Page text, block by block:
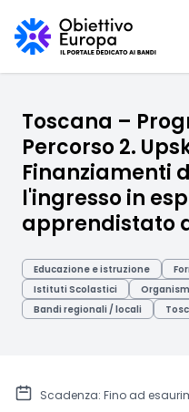
Toscana –
Percorso 2.
Finanziamenti
l'ingresso in
apprendistato
Educazione e istruzione
Istituti Scolastici
Bandi regionali / locali
Scadenza: Fino ad